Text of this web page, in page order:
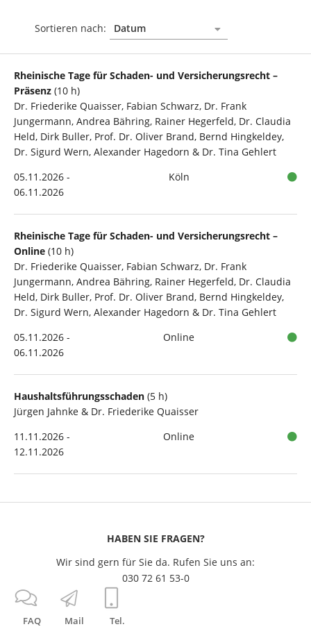
Sortieren nach:
Rheinische Tage für Schaden- und Versicherungsrecht –
Präsenz (10 h)
Dr. Friederike Quaisser, Fabian Schwarz, Dr. Frank
Jungermann, Andrea Bähring, Rainer Hegerfeld, Dr. Claudia
Held, Dirk Buller, Prof. Dr. Oliver Brand, Bernd Hingkeldey,
Dr. Sigurd Wern, Alexander Hagedorn & Dr. Tina Gehlert
05.11.2026 -
06.11.2026
Köln
Rheinische Tage für Schaden- und Versicherungsrecht –
Online (10 h)
Dr. Friederike Quaisser, Fabian Schwarz, Dr. Frank
Jungermann, Andrea Bähring, Rainer Hegerfeld, Dr. Claudia
Held, Dirk Buller, Prof. Dr. Oliver Brand, Bernd Hingkeldey,
Dr. Sigurd Wern, Alexander Hagedorn & Dr. Tina Gehlert
05.11.2026 -
06.11.2026
Online
Haushaltsführungsschaden (5 h)
Jürgen Jahnke & Dr. Friederike Quaisser
11.11.2026 -
12.11.2026
Online
FAQ Mail Tel.
HABEN SIE FRAGEN?
Wir sind gern für Sie da. Rufen Sie uns an:
030 72 61 53-0